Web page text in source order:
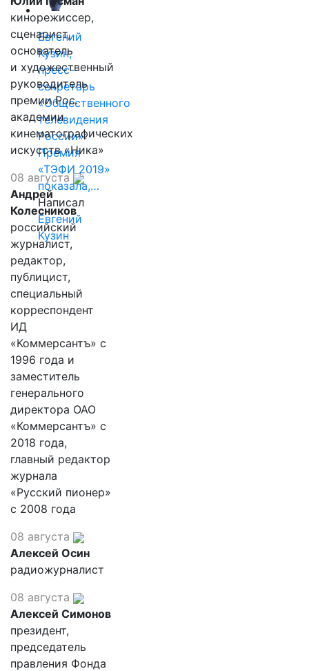
Евгений
Кузин,
пресс-
секретарь
«Общественного
телевидения
России»:
Премия
«ТЭФИ 2019»
показала,…
Написал
Евгений
Кузин
кинорежиссер,
сценарист,
основатель
и художественный
руководитель
премии Рос.
академии
кинематографических
искусств «Ника»
08 августа
Андрей
Колесников
российский
журналист,
редактор,
публицист,
специальный
корреспондент
ИД
«Коммерсантъ» с
1996 года и
заместитель
генерального
директора ОАО
«Коммерсантъ» с
2018 года,
главный редактор
журнала
«Русский пионер»
с 2008 года
08 августа
Алексей Осин
радиожурналист
08 августа
Алексей Симонов
президент,
председатель
правления Фонда